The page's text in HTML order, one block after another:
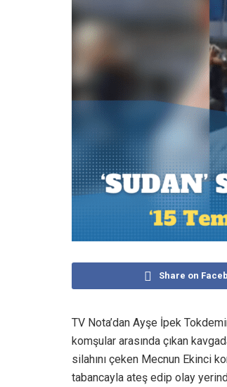
Share on
TV Nota’dan Ayşe İpek
komşular arasında çıkan
silahını çeken Mecnun Ekinci
tabancayla ateş edip olay